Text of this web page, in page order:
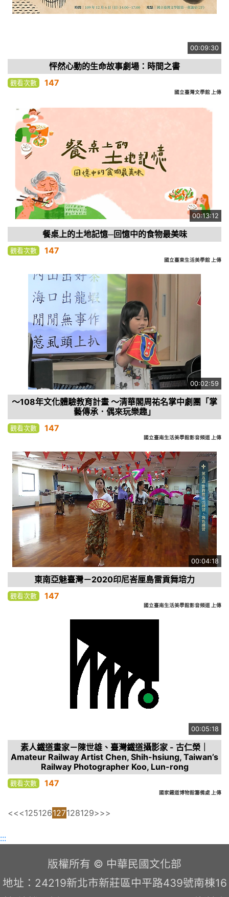
00:09:30
怦然心動的生命故事劇場：時間之書
觀看次數 147
國立臺灣文學館 上傳
00:13:12
餐桌上的土地記憶─回憶中的食物最美味
觀看次數 147
國立臺東生活美學館 上傳
00:02:59
～108年文化體驗教育計畫 ～清華閣周祐名掌中劇團「掌
藝傳承．偶來玩樂趣」
觀看次數 147
國立臺南生活美學館影音頻道 上傳
00:04:18
東南亞魅臺灣－2020印尼峇厘島雷貢舞培力
觀看次數 147
國立臺南生活美學館影音頻道 上傳
00:05:18
素人鐵道畫家－陳世雄、臺灣鐵道攝影家 - 古仁榮｜
Amateur Railway Artist Chen, Shih-hsiung, Taiwan’s
Railway Photographer Koo, Lun-rong
觀看次數 147
國家鐵道博物館籌備處 上傳
<<<125126127128129>>>
:::
版權所有 © 中華民國文化部
地址：24219新北市新莊區中平路439號南棟16